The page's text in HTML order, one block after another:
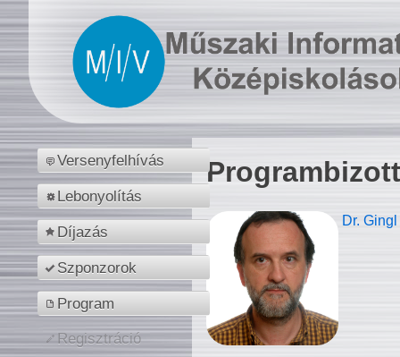
Versenyfelhívás
Lebonyolítás
Díjazás
Szponzorok
Program
Regisztráció
Dr.